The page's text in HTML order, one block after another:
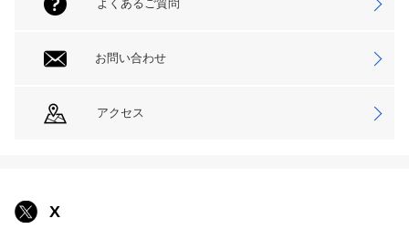
よくあるご質問
お問い合わせ
アクセス
X